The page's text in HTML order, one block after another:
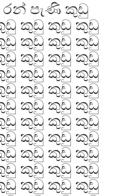
රන් පැණි කුඩු
කුඩු කුඩු කුඩු
කුඩු කුඩු කුඩු
කුඩු කුඩු කුඩු
කුඩු කුඩු කුඩු
කුඩු කුඩු කුඩු
කුඩු කුඩු කුඩු
කුඩු කුඩු කුඩු
කුඩු කුඩු කුඩු
කුඩු කුඩු කුඩු
කුඩු කුඩු කුඩු
කුඩු කුඩු කුඩු